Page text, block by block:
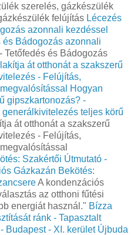
szerelés, gázkészülék
felújítás Lécezés
azonnali kezdéssel
és Bádogozás azonnali
Tetőfedés és Bádogozás
át otthonát a szakszerű
- Felújítás,
Hogyan
gipszkartonozás? -
teljes körű
át otthonát a szakszerű
- Felújítás,
Szakértői Útmutató -
Gázkazán Bekötés:
A kondenzációs
az otthoni fűtési
energiát használ." Bízza
ránk - Tapasztalt
Budapest - XI. kerület Újbuda